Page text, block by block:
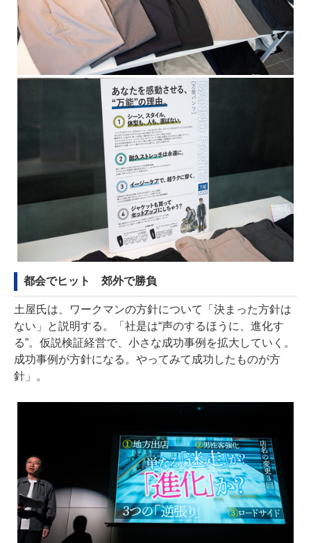
都会でヒット 郊外で勝負
土屋氏は、ワークマンの方針について「決まった方針は
ない」と説明する。「社是は“声のするほうに、進化す
る”。仮説検証経営で、小さな成功事例を拡大していく。
成功事例が方針になる。やってみて成功したものが方
針」。